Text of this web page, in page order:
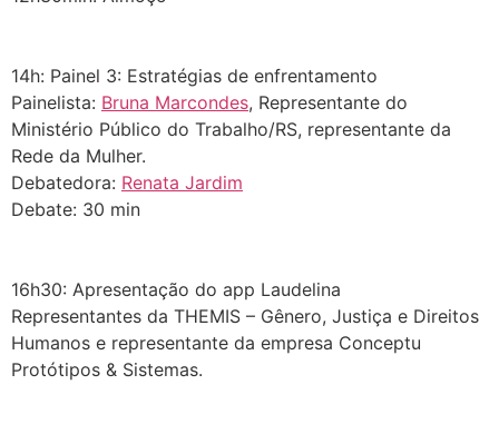
14h: Painel 3: Estratégias de enfrentamento
Painelista: Bruna Marcondes, Representante do
Ministério Público do Trabalho/RS, representante da
Rede da Mulher.
Debatedora: Renata Jardim
Debate: 30 min
16h30: Apresentação do app Laudelina
Representantes da THEMIS – Gênero, Justiça e Direitos
Humanos e representante da empresa Conceptu
Protótipos & Sistemas.